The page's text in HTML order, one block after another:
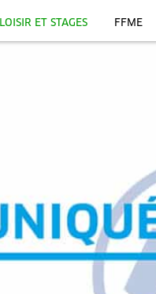
LOISIR ET STAGES FFME